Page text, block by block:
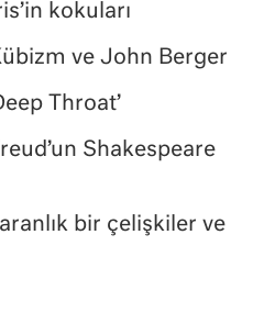
kokuları
ve John Berger
Throat’
Shakespeare
bir çelişkiler ve